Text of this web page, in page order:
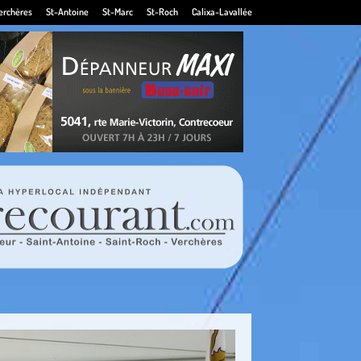
St-Antoine St-Marc St-Roch Calixa-Lavallée